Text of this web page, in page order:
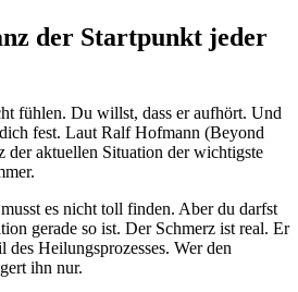
der Startpunkt jeder
fühlen. Du willst, dass er aufhört. Und
fest. Laut Ralf Hofmann (Beyond
der aktuellen Situation der wichtigste
es nicht toll finden. Aber du darfst
gerade so ist. Der Schmerz ist real. Er
des Heilungsprozesses. Wer den
ihn nur.